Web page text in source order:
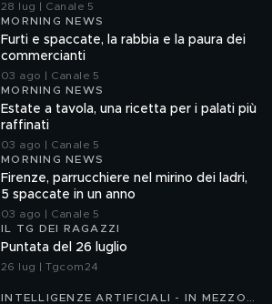
28 lug | Canale 5
MORNING NEWS
Furti e spaccate, la rabbia e la paura dei
commercianti
03 ago | Canale 5
MORNING NEWS
Estate a tavola, una ricetta per i palati più
raffinati
03 ago | Canale 5
MORNING NEWS
Firenze, parrucchiere nel mirino dei ladri,
5 spaccate in un anno
03 ago | Canale 5
IL TG DEI RAGAZZI
Puntata del 26 luglio
26 lug | Tgcom24
INTELLIGENZE ARTIFICIALI - IN MEZZO